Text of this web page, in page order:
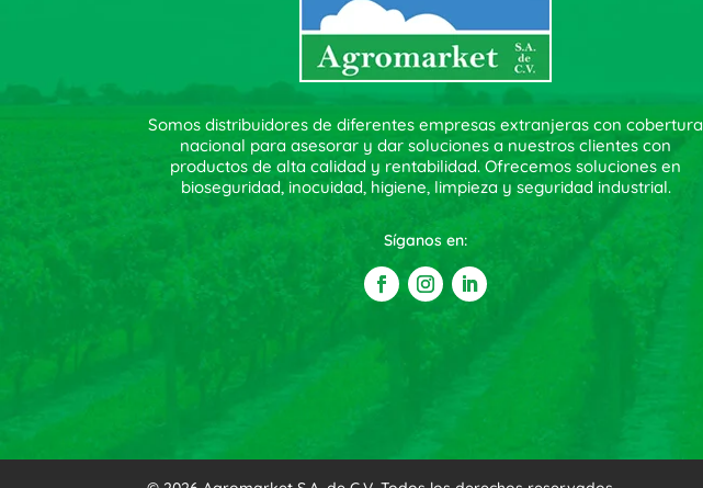
Somos distribuidores de diferentes empresas extranjeras con cobertura
nacional para asesorar y dar soluciones a nuestros clientes con
productos de alta calidad y rentabilidad. Ofrecemos soluciones en
bioseguridad, inocuidad, higiene, limpieza y seguridad industrial.
Síganos en: